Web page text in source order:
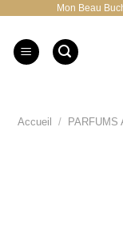
contenu
Mon Beau
Accueil / PARFUMS